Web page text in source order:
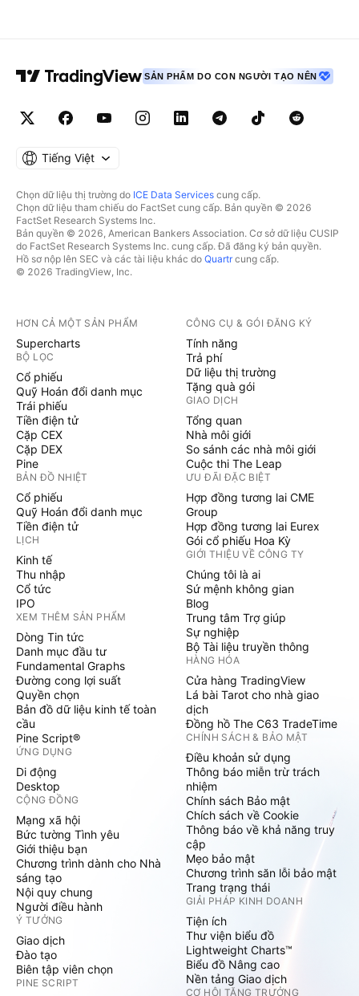
SẢN PHẨM DO CON NGƯỜI TẠO NÊN
Tiếng Việt
Chọn dữ liệu thị trường do ICE Data Services cung cấp.
Chọn dữ liệu tham chiếu do FactSet cung cấp. Bản quyền © 2026
FactSet Research Systems Inc.
Bản quyền © 2026, American Bankers Association. Cơ sở dữ liệu CUSIP
do FactSet Research Systems Inc. cung cấp. Đã đăng ký bản quyền.
Hồ sơ nộp lên SEC và các tài liệu khác do Quartrcung cấp.
© 2026 TradingView, Inc.
HƠN CẢ MỘT SẢN PHẨM
Supercharts
BỘ LỌC
Cổ phiếu
Quỹ Hoán đổi danh mục
Trái phiếu
Tiền điện tử
Cặp CEX
Cặp DEX
Pine
BẢN ĐỒ NHIỆT
Cổ phiếu
Quỹ Hoán đổi danh mục
Tiền điện tử
LỊCH
Kinh tế
Thu nhập
Cổ tức
IPO
XEM THÊM SẢN PHẨM
Dòng Tin tức
Danh mục đầu tư
Fundamental Graphs
Đường cong lợi suất
Quyền chọn
Bản đồ dữ liệu kinh tế toàn
cầu
Pine Script®
ỨNG DỤNG
Di động
Desktop
CỘNG ĐỒNG
Mạng xã hội
Bức tường Tình yêu
Giới thiệu bạn
Chương trình dành cho Nhà
sáng tạo
Nội quy chung
Người điều hành
Ý TƯỞNG
Giao dịch
Đào tạo
Biên tập viên chọn
PINE SCRIPT
CÔNG CỤ & GÓI ĐĂNG KÝ
Tính năng
Trả phí
Dữ liệu thị trường
Tặng quà gói
GIAO DỊCH
Tổng quan
Nhà môi giới
So sánh các nhà môi giới
Cuộc thi The Leap
ƯU ĐÃI ĐẶC BIỆT
Hợp đồng tương lai CME
Group
Hợp đồng tương lai Eurex
Gói cổ phiếu Hoa Kỳ
GIỚI THIỆU VỀ CÔNG TY
Chúng tôi là ai
Sứ mệnh không gian
Blog
Trung tâm Trợ giúp
Sự nghiệp
Bộ Tài liệu truyền thông
HÀNG HÓA
Cửa hàng TradingView
Lá bài Tarot cho nhà giao
dịch
Đồng hồ The C63 TradeTime
CHÍNH SÁCH & BẢO MẬT
Điều khoản sử dụng
Thông báo miễn trừ trách
nhiệm
Chính sách Bảo mật
Chích sách về Cookie
Thông báo về khả năng truy
cập
Mẹo bảo mật
Chương trình săn lỗi bảo mật
Trang trạng thái
GIẢI PHÁP KINH DOANH
Tiện ích
Thư viện biểu đồ
Lightweight Charts™
Biểu đồ Nâng cao
Nền tảng Giao dịch
CƠ HỘI TĂNG TRƯỞNG